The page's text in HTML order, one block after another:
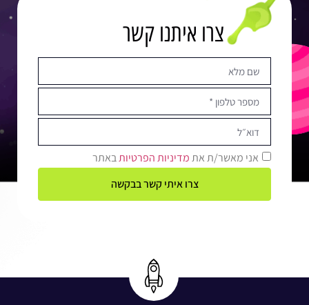
צרו איתנו קשר
אני מאשר/ת אתמדיניות הפרטיותבאתר
צרו איתי קשר בבקשה